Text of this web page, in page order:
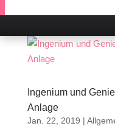
Ingenium und
Anlage
Jan. 22, 2019 |